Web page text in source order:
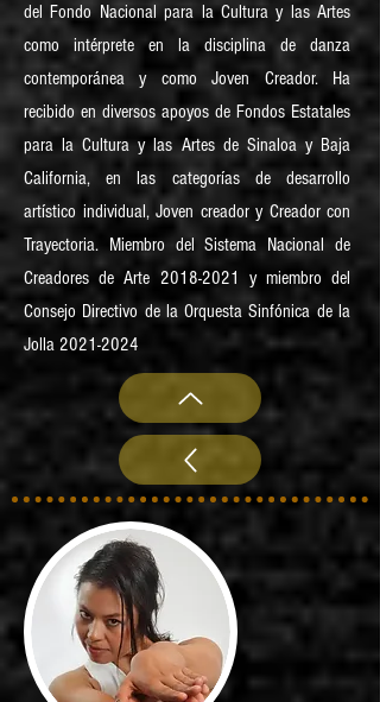
del Fondo Nacional para la Cultura y las Artes
como intérprete en la disciplina de danza
contemporánea y como Joven Creador. Ha
recibido en diversos apoyos de Fondos Estatales
para la Cultura y las Artes de Sinaloa y Baja
California, en las categorías de desarrollo
artístico individual, Joven creador y Creador con
Trayectoria. Miembro del Sistema Nacional de
Creadores de Arte 2018-2021
y miembro del
Consejo Directivo de la Orquesta Sinfónica de la
Jolla 2021-2024